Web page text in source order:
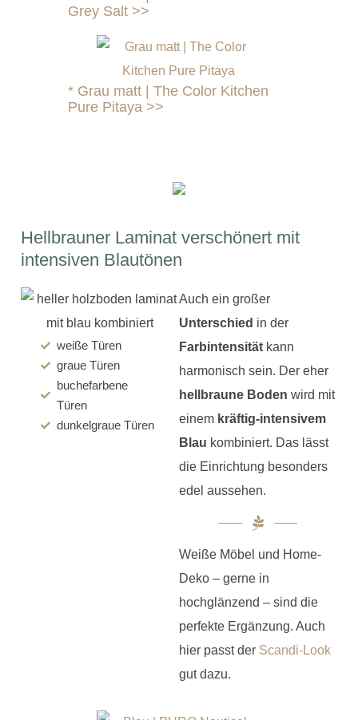
Grey Salt >>
* Grau matt | The Color Kitchen
Pure Pitaya >>
Hellbrauner Laminat verschönert mit
intensiven Blautönen
weiße Türen
graue Türen
buchefarbene
Türen
dunkelgraue Türen
Auch ein großer
Unterschied in der
Farbintensitätkann
harmonisch sein. Der eher
hellbraune Boden wird mit
einem kräftig-intensivem
Blau kombiniert. Das lässt
die Einrichtung besonders
edel aussehen.
Weiße Möbel und Home-
Deko – gerne in
hochglänzend – sind die
perfekte Ergänzung. Auch
hier passt der Scandi-Look
gut dazu.